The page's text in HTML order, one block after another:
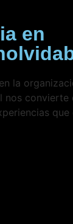
en
la
nos convierte
que